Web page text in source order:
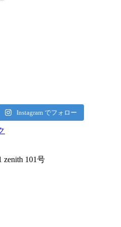
Instagram でフォロー
101号